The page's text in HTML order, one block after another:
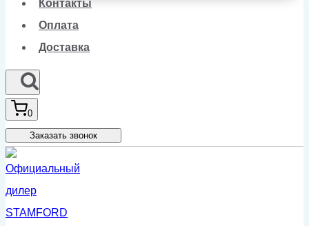
Контакты
Оплата
Доставка
0
Заказать звонок